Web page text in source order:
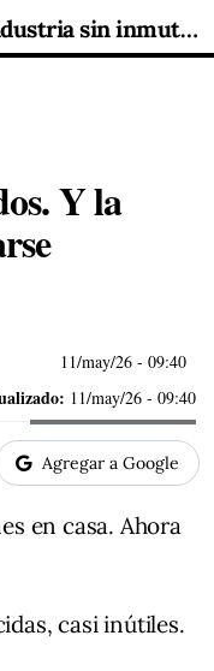
800 millones de zurdos. Y la industria sin inmutarse
Y la
11/may/26 - 09:40
11/may/26 - 09:40
Agregar a Google
en casa. Ahora
casi inútiles.